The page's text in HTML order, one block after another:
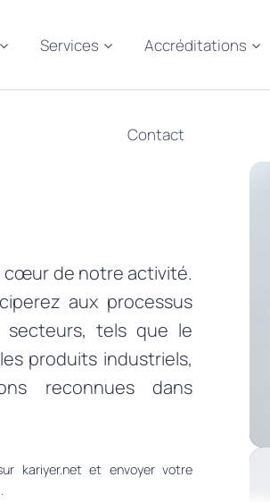
Services Accréditations
Contact
cœur de notre activité.
aux processus
secteurs, tels que le
produits industriels,
reconnues dans
kariyer.net et envoyer votre